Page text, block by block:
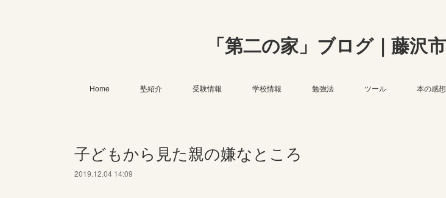
「第二の家」ブログ｜藤沢
Home 塾紹介 受験情報 学校情報 勉強法 ツール 本の感
子どもから見た親の嫌なところ
2019.12.04 14:09